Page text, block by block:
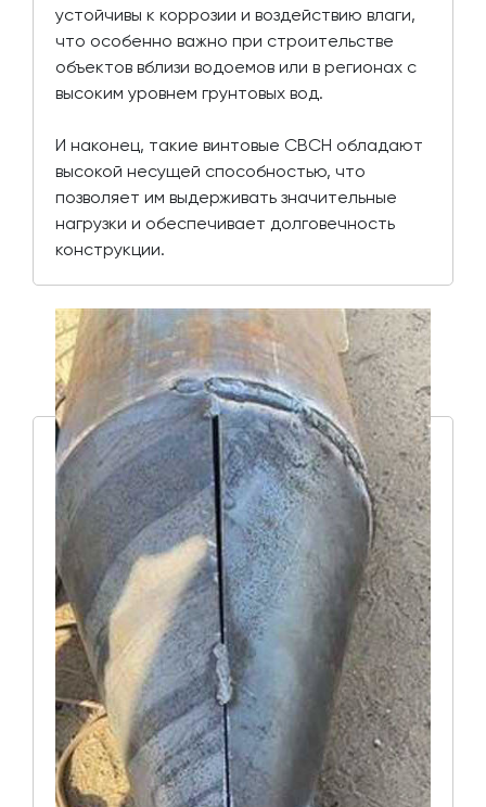
устойчивы к коррозии и воздействию влаги,
что особенно важно при строительстве
объектов вблизи водоемов или в регионах с
высоким уровнем грунтовых вод.
И наконец, такие винтовые СВСН обладают
высокой несущей способностью, что
позволяет им выдерживать значительные
нагрузки и обеспечивает долговечность
конструкции.